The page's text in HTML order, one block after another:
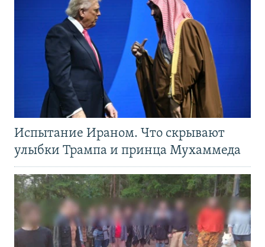
Испытание Ираном. Что скрывают
улыбки Трампа и принца Мухаммеда